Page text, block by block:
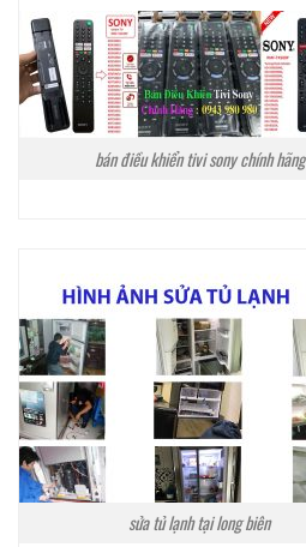
bán điều khiển tivi sony chính hãng
sửa tủ lạnh tại long biên